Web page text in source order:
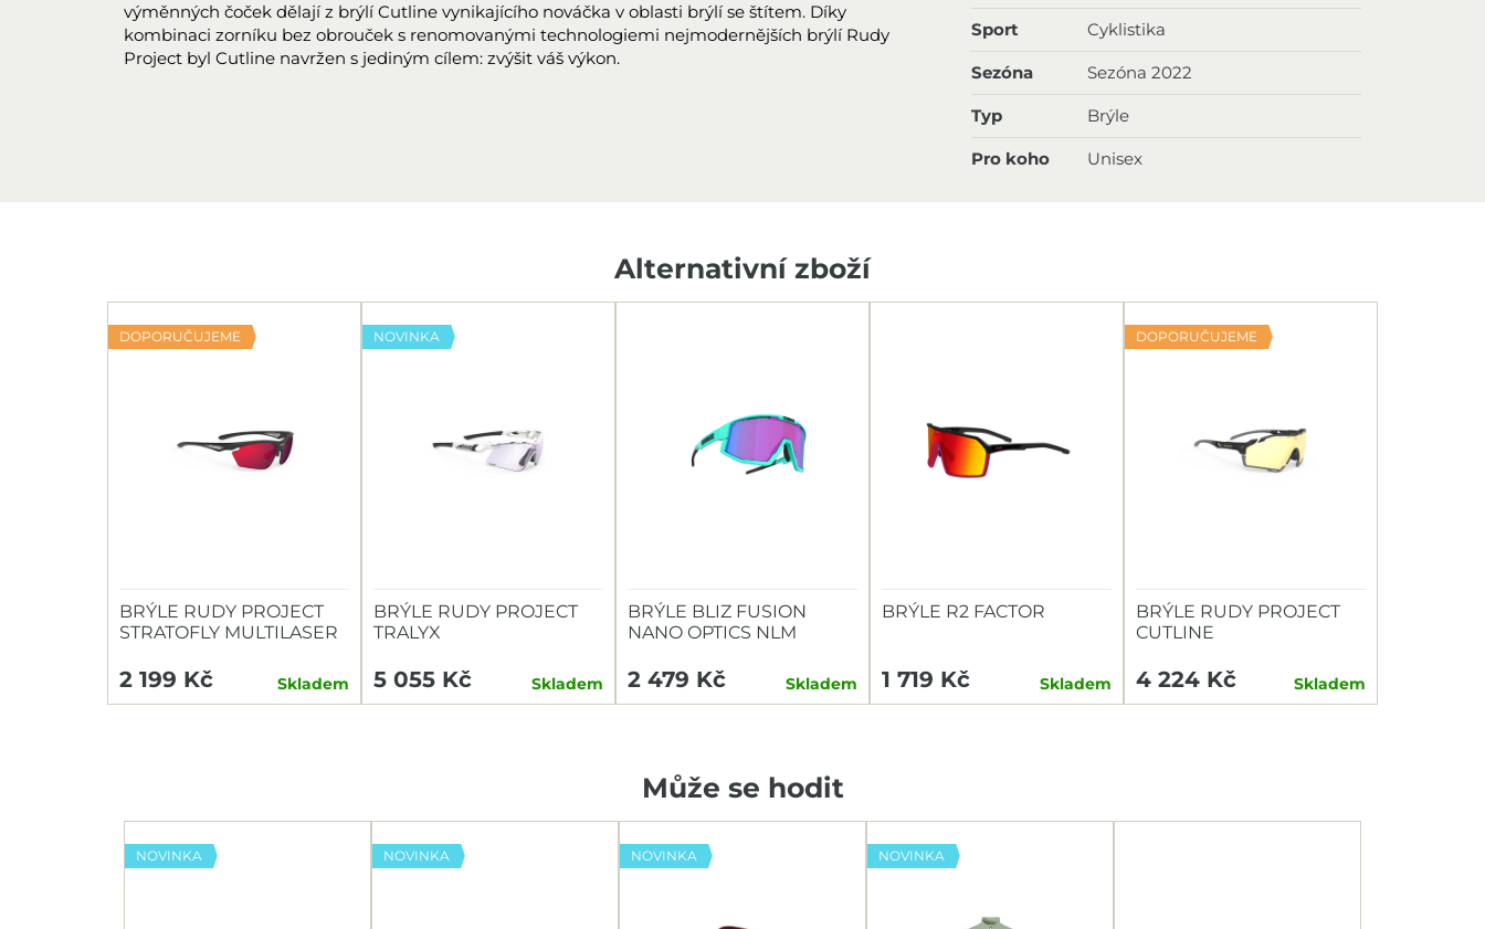
výměnných čoček dělají z brýlí Cutline vynikajícího nováčka v oblasti brýlí se štítem. Díky
kombinaci zorníku bez obrouček s renomovanými technologiemi nejmodernějších brýlí Rudy
Project byl Cutline navržen s jediným cílem: zvýšit váš výkon.
Sport Cyklistika
Sezóna Sezóna 2022
Typ Brýle
Pro koho Unisex
Alternativní zboží
DOPORUČUJEME
BRÝLE RUDY PROJECT
STRATOFLY MULTILASER
2 199 Kč Skladem
NOVINKA
BRÝLE RUDY PROJECT
TRALYX
5 055 Kč Skladem
BRÝLE BLIZ FUSION
NANO OPTICS NLM
2 479 Kč Skladem
BRÝLE R2 FACTOR
1 719 Kč Skladem
DOPORUČUJEME
BRÝLE RUDY PROJECT
CUTLINE
4 224 Kč Skladem
Může se hodit
NOVINKA NOVINKA NOVINKA NOVINKA